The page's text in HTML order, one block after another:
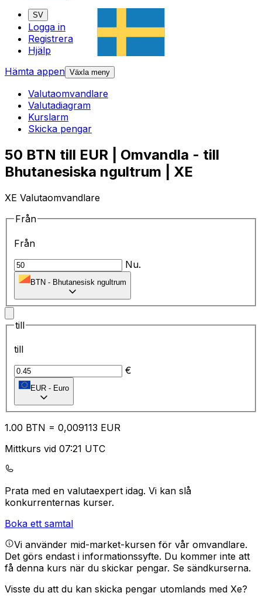
SV
Logga in
Registrera
Hjälp
Hämta appen Växla meny
Valutaomvandlare
Valutadiagram
Kurslarm
Skicka pengar
50 BTN till EUR | Omvandla - till
Bhutanesiska ngultrum | XE
XE Valutaomvandlare
Från
Från
Nu.
BTN - Bhutanesisk ngultrum
till
till
€
EUR - Euro
1.00 BTN = 0,009113 EUR
Mittkurs vid 07:21 UTC
Prata med en valutaexpert idag. Vi kan slå
konkurrenternas kurser.
Boka ett samtal
Vi använder mid-market-kursen för vår omvandlare.
Det görs endast i informationssyfte. Du kommer inte att
få denna kurs när du skickar pengar. Se sändkurserna.
Visste du att du kan skicka pengar utomlands med Xe?